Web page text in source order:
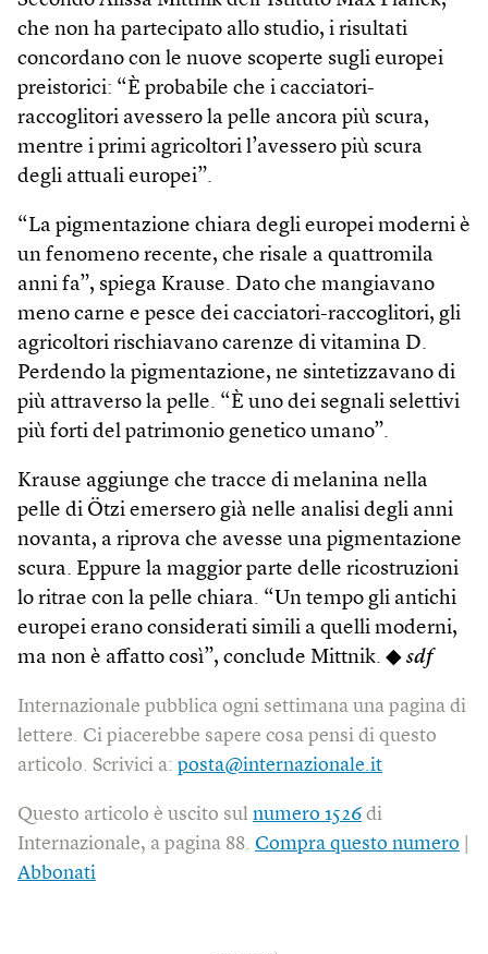
che non ha partecipato allo studio, i risultati
concordano con le nuove scoperte sugli europei
preistorici: “È probabile che i cacciatori-
raccoglitori avessero la pelle ancora più scura,
mentre i primi agricoltori l’avessero più scura
degli attuali europei”.
“La pigmentazione chiara degli europei moderni è
un fenomeno recente, che risale a quattromila
anni fa”, spiega Krause. Dato che mangiavano
meno carne e pesce dei cacciatori-raccoglitori, gli
agricoltori rischiavano carenze di vitamina D.
Perdendo la pigmentazione, ne sintetizzavano di
più attraverso la pelle. “È uno dei segnali selettivi
più forti del patrimonio genetico umano”.
Krause aggiunge che tracce di melanina nella
pelle di Ötzi emersero già nelle analisi degli anni
novanta, a riprova che avesse una pigmentazione
scura. Eppure la maggior parte delle ricostruzioni
lo ritrae con la pelle chiara. “Un tempo gli antichi
europei erano considerati simili a quelli moderni,
ma non è affatto così”, conclude Mittnik. ◆ sdf
Internazionale pubblica ogni settimana una pagina di
lettere. Ci piacerebbe sapere cosa pensi di questo
articolo. Scrivici a: posta@internazionale.it
Questo articolo è uscito sul numero 1526 di
Internazionale, a pagina 88. Compra questo numero
Abbonati